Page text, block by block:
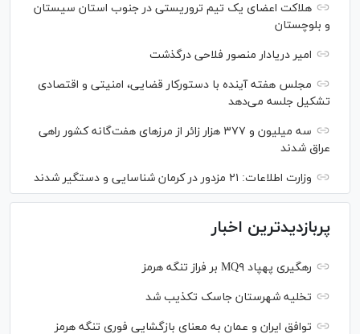
هلاکت اعضای یک تیم تروریستی در جنوب استان سیستان
و بلوچستان
امیر دریادار منصور فلاحی درگذشت
مجلس هفته آینده با دستورکار قضایی، امنیتی و اقتصادی
تشکیل جلسه می‌دهد
سه میلیون و ۳۷۷ هزار زائر از مرز‌های هفت‌گانه کشور راهی
عراق شدند
وزارت اطلاعات: ۲۱ مزدور در کرمان شناسایی و دستگیر شدند
پربازدیدترین اخبار
رهگیری پهپاد MQ۹ بر فراز تنگه هرمز
تخلیه شهرستان جاسک تکذیب شد
توافق ایران و عمان به معنای بازگشایی فوری تنگه هرمز